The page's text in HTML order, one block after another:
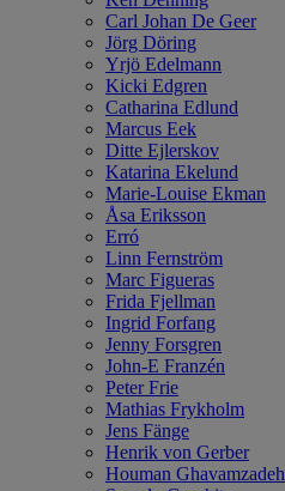
Carl Johan De Geer
Jörg Döring
Yrjö Edelmann
Kicki Edgren
Catharina Edlund
Marcus Eek
Ditte Ejlerskov
Katarina Ekelund
Marie-Louise Ekman
Åsa Eriksson
Erró
Linn Fernström
Marc Figueras
Frida Fjellman
Ingrid Forfang
Jenny Forsgren
John-E Franzén
Peter Frie
Mathias Frykholm
Jens Fänge
Henrik von Gerber
Houman Ghavamzadeh